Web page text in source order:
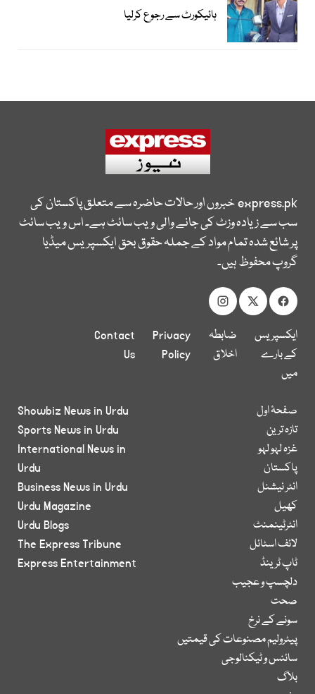
ہائیکورٹ سے رجوع کرلیا
express.pkخبروں اور حالات حاضرہ سے متعلق پاکستان کی
سب سے زیادہ وزٹ کی جانے والی ویب سائٹ ہے۔ اس ویب سائٹ
پر شائع شدہ تمام مواد کے جملہ حقوق بحق ایکسپریس میڈیا
گروپ محفوظ ہیں۔
ایکسپریس
کے بارے
میں
ضابطہ
اخلاق
Privacy
Policy
Contact
Us
صفحۂ اول
تازہ ترین
غزہ لہو لہو
پاکستان
انٹر نیشنل
کھیل
انٹرٹینمنٹ
لائف اسٹائل
ٹاپ ٹرینڈ
دلچسپ و عجیب
صحت
سونے کے نرخ
پیٹرولیم مصنوعات کی قیمتیں
سائنس و ٹیکنالوجی
بلاگ
Showbiz News in Urdu
Sports News in Urdu
International News in
Urdu
Business News in Urdu
Urdu Magazine
Urdu Blogs
The Express Tribune
Express Entertainment